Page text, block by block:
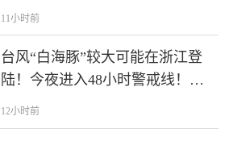
产。只有胚胎成功活体出生，非
婚生子女享有和婚生子女同等继
承权，才可以分割生父财产。
11小时前
台风“白海豚”较大可能在浙江登
陆！今夜进入48小时警戒线！浙
江启动防台风Ⅳ级应急响应
12小时前